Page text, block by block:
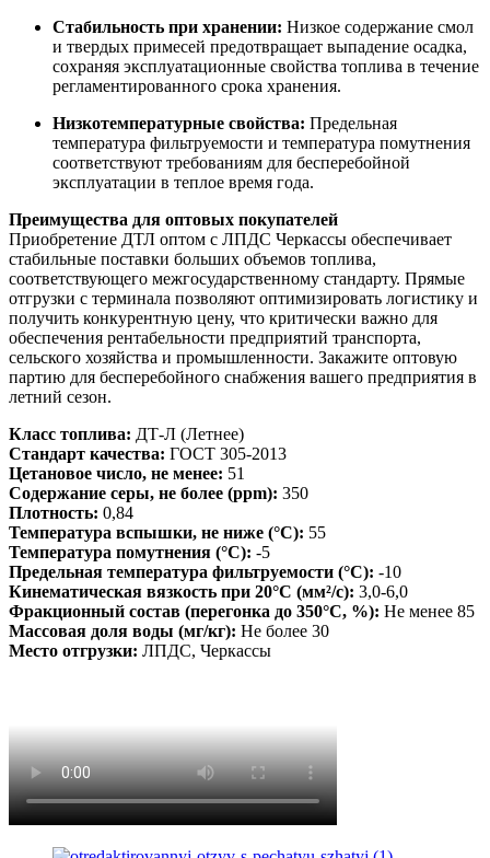
Стабильность при хранении: Низкое содержание смол
и твердых примесей предотвращает выпадение осадка,
сохраняя эксплуатационные свойства топлива в течение
регламентированного срока хранения.
Низкотемпературные свойства: Предельная
температура фильтруемости и температура помутнения
соответствуют требованиям для бесперебойной
эксплуатации в теплое время года.
Преимущества для оптовых покупателей
Приобретение ДТЛ оптом с ЛПДС Черкассы обеспечивает
стабильные поставки больших объемов топлива,
соответствующего межгосударственному стандарту. Прямые
отгрузки с терминала позволяют оптимизировать логистику и
получить конкурентную цену, что критически важно для
обеспечения рентабельности предприятий транспорта,
сельского хозяйства и промышленности. Закажите оптовую
партию для бесперебойного снабжения вашего предприятия в
летний сезон.
Класс топлива: ДТ-Л (Летнее)
Стандарт качества: ГОСТ 305-2013
Цетановое число, не менее: 51
Содержание серы, не более (ppm): 350
Плотность: 0,84
Температура вспышки, не ниже (°C): 55
Температура помутнения (°C): -5
Предельная температура фильтруемости (°C): -10
Кинематическая вязкость при 20°C (мм²/с): 3,0-6,0
Фракционный состав (перегонка до 350°C, %): Не менее 85
Массовая доля воды (мг/кг): Не более 30
Место отгрузки: ЛПДС, Черкассы